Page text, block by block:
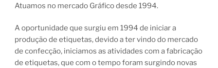
Atuamos no mercado Gráfico desde 1994.
A oportunidade que surgiu em 1994 de iniciar a
produção de etiquetas, devido a ter vindo do mercado
de confecção, iniciamos as atividades com a fabricação
de etiquetas, que com o tempo foram surgindo novas